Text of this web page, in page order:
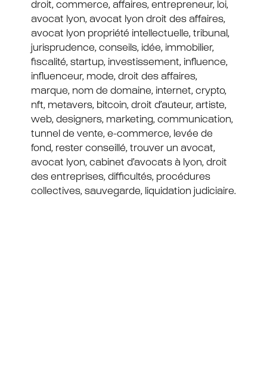
droit, commerce, affaires, entrepreneur, loi,
avocat lyon, avocat lyon droit des affaires,
avocat lyon propriété intellectuelle, tribunal,
jurisprudence, conseils, idée, immobilier,
fiscalité, startup, investissement, influence,
influenceur, mode, droit des affaires,
marque, nom de domaine, internet, crypto,
nft, metavers, bitcoin, droit d’auteur, artiste,
web, designers, marketing, communication,
tunnel de vente, e-commerce, levée de
fond, rester conseillé, trouver un avocat,
avocat lyon, cabinet d’avocats à lyon, droit
des entreprises, difficultés, procédures
collectives, sauvegarde, liquidation judiciaire.